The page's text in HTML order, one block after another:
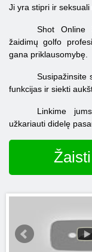
Ji yra stipri ir
Shot Online
žaidimų golfo
gana priklausomybę.
Susipažinsite
funkcijas ir siekti
Linkime
užkariauti didelę